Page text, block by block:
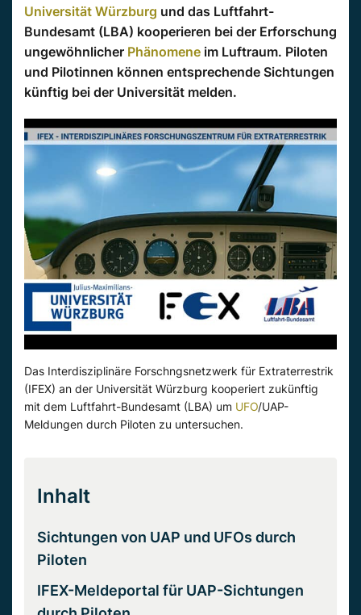
Universität Würzburg und das Luftfahrt-
Bundesamt (LBA) kooperieren bei der Erforschung
ungewöhnlicher Phänomene im Luftraum. Piloten
und Pilotinnen können entsprechende Sichtungen
künftig bei der Universität melden.
Das Interdisziplinäre Forschngsnetzwerk für Extraterrestrik
(IFEX) an der Universität Würzburg kooperiert zukünftig
mit dem Luftfahrt-Bundesamt (LBA) um UFO/UAP-
Meldungen durch Piloten zu untersuchen.
Inhalt
Sichtungen von UAP und UFOs durch
Piloten
IFEX-Meldeportal für UAP-Sichtungen